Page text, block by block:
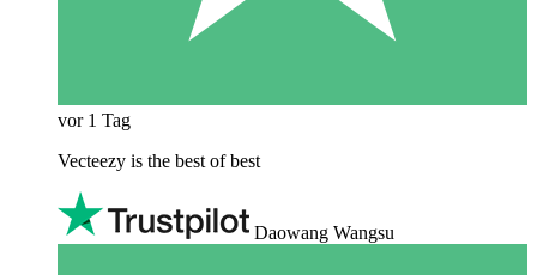
vor 1 Tag
Vecteezy is the best of best
Daowang Wangsu